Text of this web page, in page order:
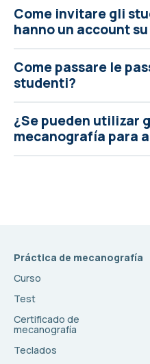
Come invitare gli
hanno un account
Come passare le
studenti?
¿Se pueden utilizar
mecanografía para
Práctica de mecanografía
Curso
Test
Certificado de
mecanografía
Teclados